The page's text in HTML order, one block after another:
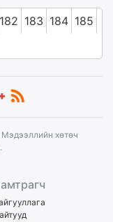
182 183 184 185
хөтөч